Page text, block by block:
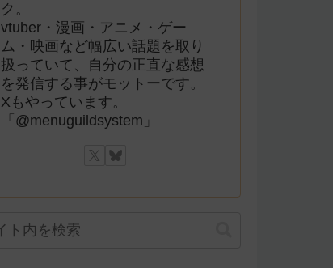
ク。
vtuber・漫画・アニメ・ゲー
ム・映画など幅広い話題を取り
扱っていて、自分の正直な感想
を発信する事がモットーです。
Xもやっています。
「@menuguildsystem」